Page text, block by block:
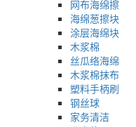
网布海绵擦
海绵葱擦块
涂层海绵块
木浆棉
丝瓜络海绵
木浆棉抹布
塑料手柄刷
钢丝球
家务清洁